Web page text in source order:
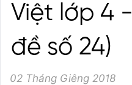
Việt lớp 4 -
đề số 24)
02 Tháng Giêng 2018